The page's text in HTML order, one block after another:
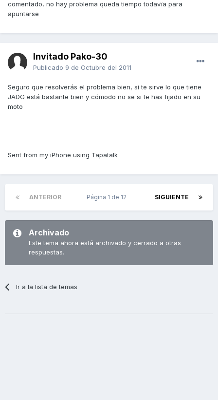
comentado, no hay problema queda tiempo todavïa para
apuntarse
Invitado Pako-30
Publicado 9 de Octubre del 2011
Seguro que resolverás el problema bien, si te sirve lo que tiene
JADG está bastante bien y cómodo no se si te has fijado en su
moto
Sent from my iPhone using Tapatalk
ANTERIOR SIGUIENTE
Página 1 de 12
Archivado
Este tema ahora está archivado y cerrado a otras
respuestas.
Ir a la lista de temas